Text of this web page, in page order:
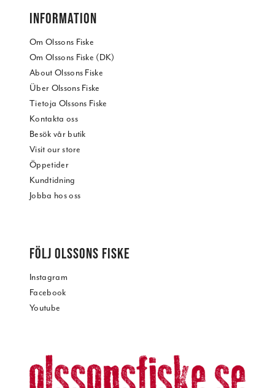
INFORMATION
Om Olssons Fiske
Om Olssons Fiske (DK)
About Olssons Fiske
Über Olssons Fiske
Tietoja Olssons Fiske
Kontakta oss
Besök vår butik
Visit our store
Öppetider
Kundtidning
Jobba hos oss
FÖLJ OLSSONS FISKE
Instagram
Facebook
Youtube